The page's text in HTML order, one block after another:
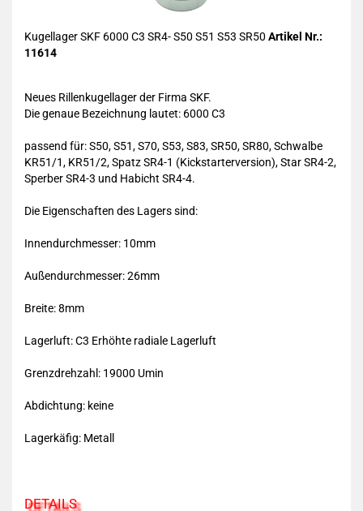
Kugellager SKF 6000 C3 SR4- S50 S51 S53 SR50 Artikel Nr.:
11614
Neues Rillenkugellager der Firma SKF.
Die genaue Bezeichnung lautet: 6000 C3
passend für: S50, S51, S70, S53, S83, SR50, SR80, Schwalbe
KR51/1, KR51/2, Spatz SR4-1 (Kickstarterversion), Star SR4-2,
Sperber SR4-3 und Habicht SR4-4.
Die Eigenschaften des Lagers sind:
Innendurchmesser: 10mm
Außendurchmesser: 26mm
Breite: 8mm
Lagerluft: C3 Erhöhte radiale Lagerluft
Grenzdrehzahl: 19000 Umin
Abdichtung: keine
Lagerkäfig: Metall
DETAILS